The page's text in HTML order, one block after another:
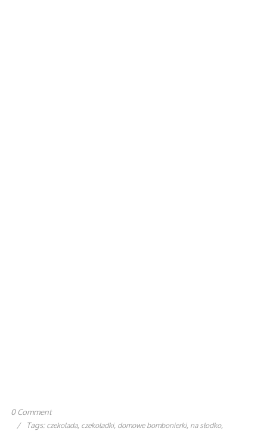
0 Comment
/
Tags: czekolada, czekoladki, domowe bombonierki, na słodko,